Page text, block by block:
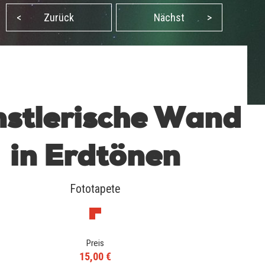
< Zurück Nächst >
Wand
in Erdtönen
Fototapete
Preis
15,00 €